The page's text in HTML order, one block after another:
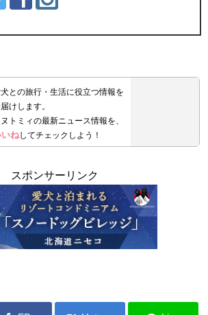
との旅行・生活に役立つ情報を
けします。
トミィの最新ニュース情報を、
いねしてチェックしよう！
スポンサーリンク